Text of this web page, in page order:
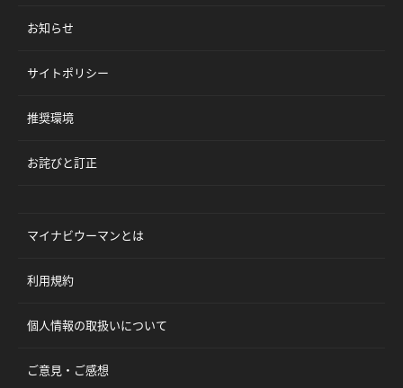
お知らせ
サイトポリシー
推奨環境
お詫びと訂正
マイナビウーマンとは
利用規約
個人情報の取扱いについて
ご意見・ご感想